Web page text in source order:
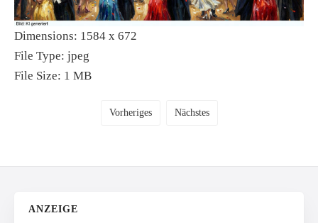
Dimensions: 1584 x 672
File Type: jpeg
File Size: 1 MB
Vorheriges Nächstes
ANZEIGE